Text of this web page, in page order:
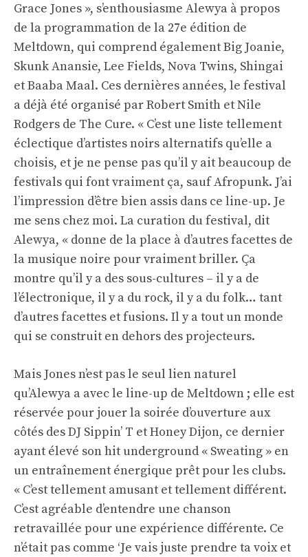
Grace Jones », s’enthousiasme Alewya à propos
de la programmation de la 27e édition de
Meltdown, qui comprend également Big Joanie,
Skunk Anansie, Lee Fields, Nova Twins, Shingai
et Baaba Maal. Ces dernières années, le festival
a déjà été organisé par Robert Smith et Nile
Rodgers de The Cure. « C’est une liste tellement
éclectique d’artistes noirs alternatifs qu’elle a
choisis, et je ne pense pas qu’il y ait beaucoup de
festivals qui font vraiment ça, sauf Afropunk. J’ai
l’impression d’être bien assis dans ce line-up. Je
me sens chez moi. La curation du festival, dit
Alewya, « donne de la place à d’autres facettes de
la musique noire pour vraiment briller. Ça
montre qu’il y a des sous-cultures – il y a de
l’électronique, il y a du rock, il y a du folk… tant
d’autres facettes et fusions. Il y a tout un monde
qui se construit en dehors des projecteurs.
Mais Jones n’est pas le seul lien naturel
qu’Alewya a avec le line-up de Meltdown ; elle est
réservée pour jouer la soirée d’ouverture aux
côtés des DJ Sippin’ T et Honey Dijon, ce dernier
ayant élevé son hit underground « Sweating » en
un entraînement énergique prêt pour les clubs.
« C’est tellement amusant et tellement différent.
C’est agréable d’entendre une chanson
retravaillée pour une expérience différente. Ce
n’était pas comme ‘Je vais juste prendre ta voix et